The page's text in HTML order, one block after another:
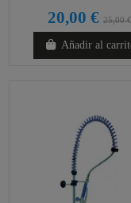
20,00 € 25,00 €
Añadir al